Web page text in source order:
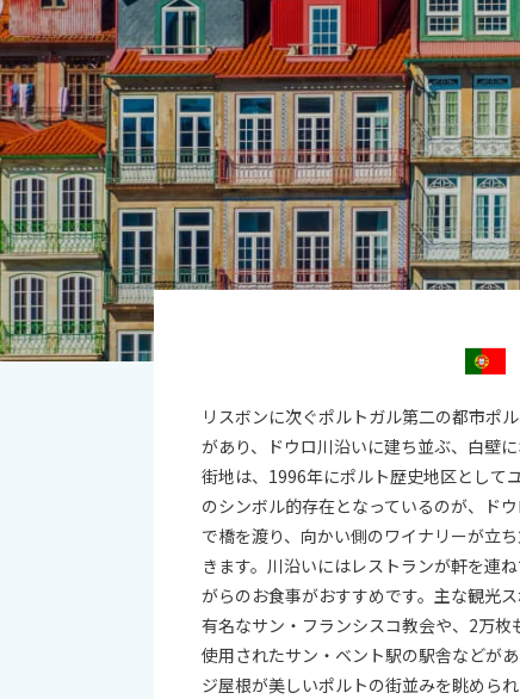
太平洋地域
オセアニア
ハワイ
北マケ
リスボンに次ぐポルトガル第二の都市ポ
があり、ドウロ川沿いに建ち並ぶ、白壁
街地は、1996年にポルト歴史地区として
のシンボル的存在となっているのが、ド
で橋を渡り、向かい側のワイナリーが立
きます。川沿いにはレストランが軒を連
がらのお食事がおすすめです。主な観光
有名なサン・フランシスコ教会や、2万
使用されたサン・ベント駅の駅舎などが
ジ屋根が美しいポルトの街並みを眺めら
30
31
2026年
日 月
4
5
11
12
25
26